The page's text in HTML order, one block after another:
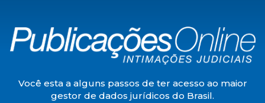
Você esta a alguns passos de ter acesso ao maior
gestor de dados jurídicos do Brasil.